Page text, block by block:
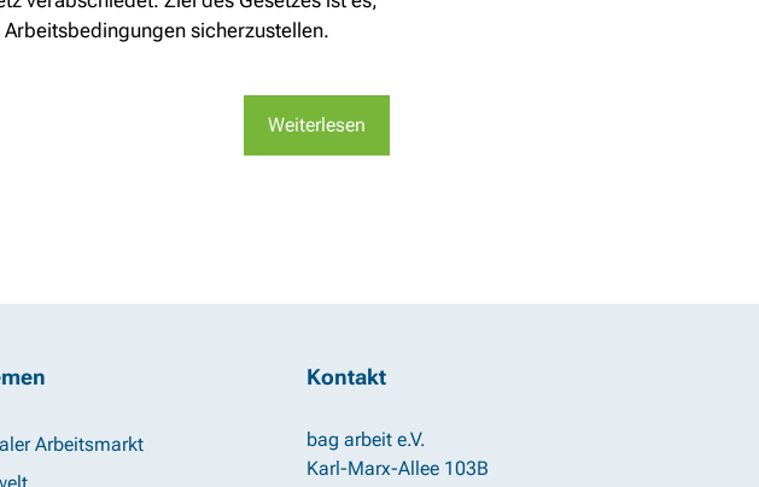
sicherzustellen.
Weiterlesen
Arbeitsmarkt
Kontakt
bag arbeit e.V.
Karl-Marx-Allee 103B